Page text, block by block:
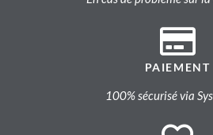
PAIEMENT
100% sécurisé via